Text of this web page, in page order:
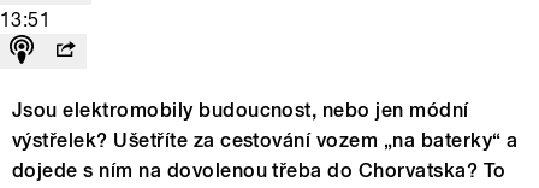
13:51
Jsou elektromobily budoucnost, nebo jen módní
výstřelek? Ušetříte za cestování vozem „na baterky“ a
dojede s ním na dovolenou třeba do Chorvatska? To